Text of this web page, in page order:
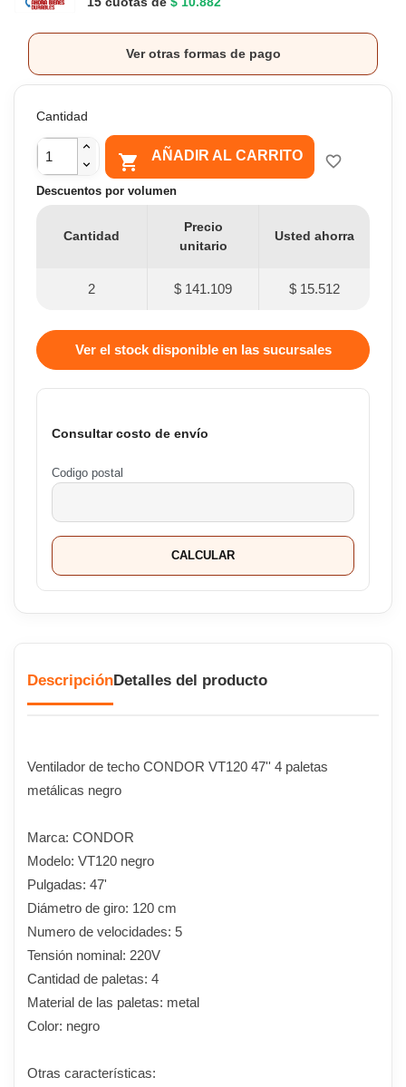
Ver otras formas de pago
Cantidad
 AÑADIR AL CARRITO favorite_border
Descuentos por volumen
Cantidad
Precio
unitario
Usted ahorra
2 $ 141.109 $ 15.512
Ver el stock disponible en las sucursales
Consultar costo de envío
Codigo postal
CALCULAR
DescripciónDetalles del producto
Ventilador de techo CONDOR VT120 47'' 4 paletas
metálicas negro
Marca: CONDOR
Modelo: VT120 negro
Pulgadas: 47'
Diámetro de giro: 120 cm
Numero de velocidades: 5
Tensión nominal: 220V
Cantidad de paletas: 4
Material de las paletas: metal
Color: negro
Otras características: